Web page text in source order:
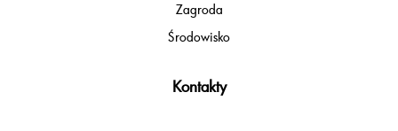
Zagroda
Środowisko
Kontakty